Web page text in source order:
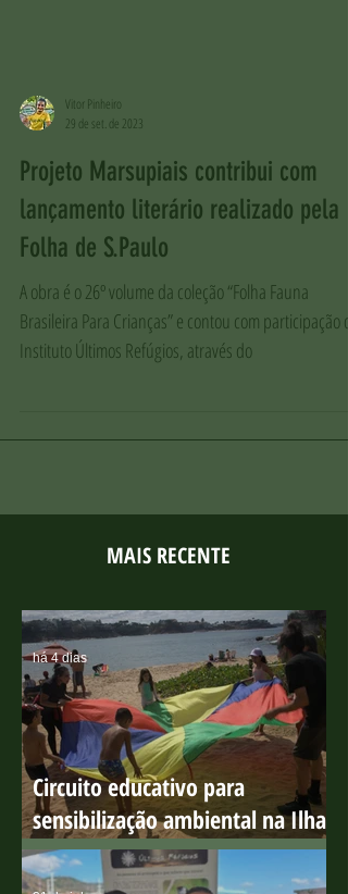
Vitor Pinheiro
Projeto Marsupiais contribui com
Folha de S.Paulo
A obra é o 26º volume da coleção “Folha Fauna
MAIS RECENTE
Circuito educativo para
sensibilização ambiental na Ilha
há 4 dias